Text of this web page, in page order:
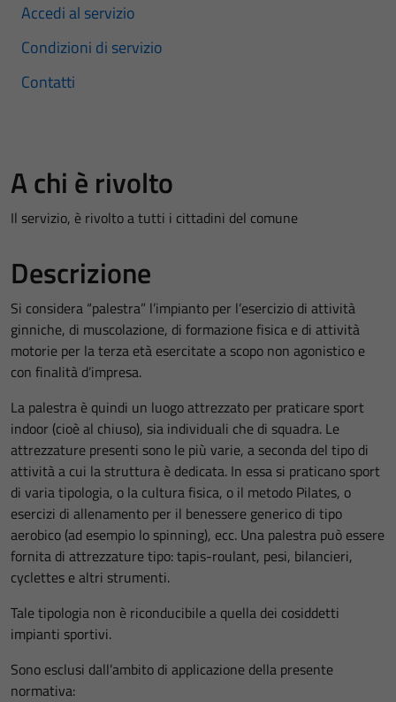
Accedi al servizio
Condizioni di servizio
Contatti
A chi è rivolto
Il servizio, è rivolto a tutti i cittadini del comune
Descrizione
Si considera “palestra” l’impianto per l’esercizio di attività
ginniche, di muscolazione, di formazione fisica e di attività
motorie per la terza età esercitate a scopo non agonistico e
con finalità d’impresa.
La palestra è quindi un luogo attrezzato per praticare sport
indoor (cioè al chiuso), sia individuali che di squadra. Le
attrezzature presenti sono le più varie, a seconda del tipo di
attività a cui la struttura è dedicata. In essa si praticano sport
di varia tipologia, o la cultura fisica, o il metodo Pilates, o
esercizi di allenamento per il benessere generico di tipo
aerobico (ad esempio lo spinning), ecc. Una palestra può essere
fornita di attrezzature tipo: tapis-roulant, pesi, bilancieri,
cyclettes e altri strumenti.
Tale tipologia non è riconducibile a quella dei cosiddetti
impianti sportivi.
Sono esclusi dall’ambito di applicazione della presente
normativa: